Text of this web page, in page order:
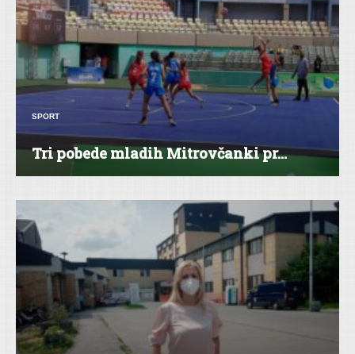
SPORT
Tri pobede mladih Mitrovčanki pr...